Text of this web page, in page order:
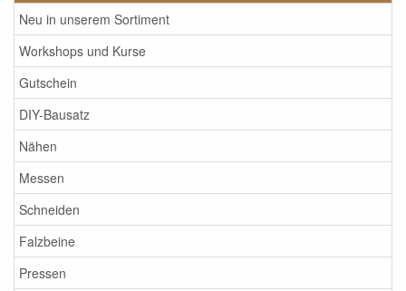
Neu in unserem Sortiment
Workshops und Kurse
Gutschein
DIY-Bausatz
Nähen
Messen
Schneiden
Falzbeine
Pressen